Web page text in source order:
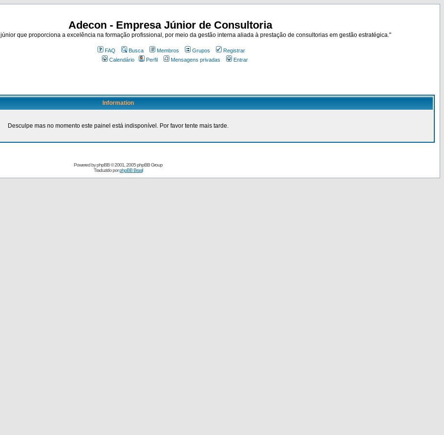
Adecon - Empresa Júnior de Consultoria
que proporciona a excelência na formação profissional, por meio da gestão interna aliada à prestação de consultorias em gestão estratégica."
FAQ Busca Membros Grupos
Registrar
Calendário
Perfil Mensagens privadas Entrar
Information
Desculpe mas no momento este painel está indisponível. Por favor tente mais tarde.
Powered byphpBB© 2001, 2005 phpBB Group
Traduzido porphpBB Brasil